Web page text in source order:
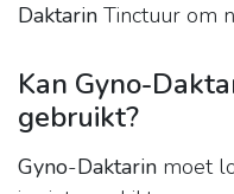
Daktarin Tinctuur om
Kan Gyno-
gebruikt?
Gyno-Daktarin moet